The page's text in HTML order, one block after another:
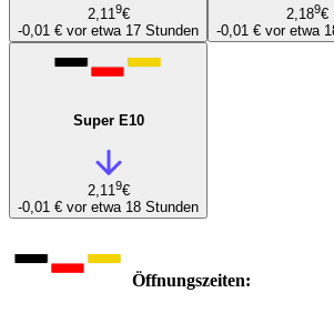
2,119€
-0,01 € vor etwa 17 Stunden
2,189€
-0,01 € vor etwa
Super E10
2,11 9€
-0,01 € vor etwa 18 Stunden
Öffnungszeiten: